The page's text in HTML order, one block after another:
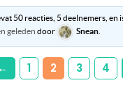
50 reacties, 5 deelnemers, en
geleden door Snean
← 1 2 3 4